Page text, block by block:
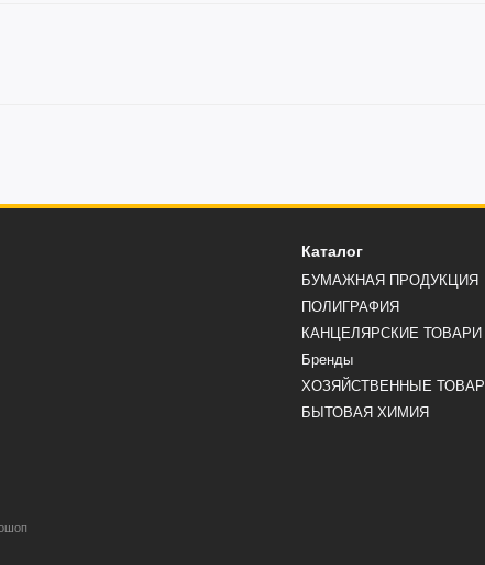
Каталог
БУМАЖНАЯ ПРОДУКЦИЯ
ПОЛИГРАФИЯ
КАНЦЕЛЯРСКИЕ ТОВАРИ
Бренды
ХОЗЯЙСТВЕННЫЕ
БЫТОВАЯ ХИМИЯ